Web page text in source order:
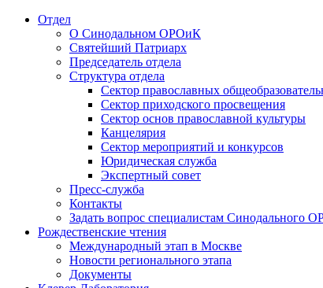
Отдел
О Синодальном ОРОиК
Святейший Патриарх
Председатель отдела
Структура отдела
Сектор православных
Сектор приходского просвещения
Сектор основ православной культуры
Канцелярия
Сектор мероприятий и конкурсов
Юридическая служба
Экспертный совет
Пресс-служба
Контакты
Задать вопрос специалистам Синодального
Рождественские чтения
Международный этап в Москве
Новости регионального этапа
Документы